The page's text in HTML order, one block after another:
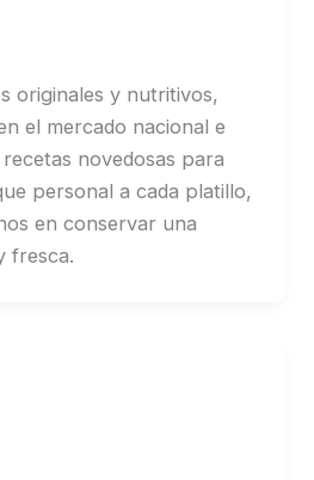
originales y nutritivos,
el mercado nacional e
novedosas para
personal a cada platillo,
en conservar una
fresca.